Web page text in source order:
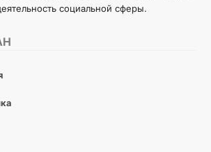
социальной сферы.